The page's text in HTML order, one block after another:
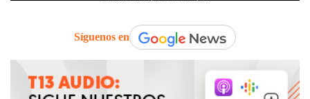
Síguenos en